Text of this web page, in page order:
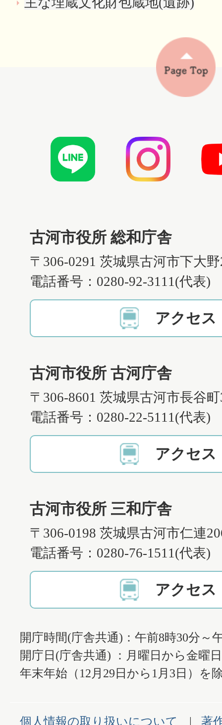
古河市役所 総和庁舎
〒306-0291 茨城県古河市下大
電話番号：0280-92-3111(代表)
アクセス
古河市役所 古河庁舎
〒306-8601 茨城県古河市長谷
電話番号：0280-22-5111(代表)
アクセス
古河市役所 三和庁舎
〒306-0198 茨城県古河市仁連
電話番号：0280-76-1511(代表)
アクセス
開庁時間(庁舎共通)：午前8時30分～
開庁日(庁舎共通) ：月曜日から金曜
年末年始（12月29日から1月3日）を
個人情報の取り扱いについて
著